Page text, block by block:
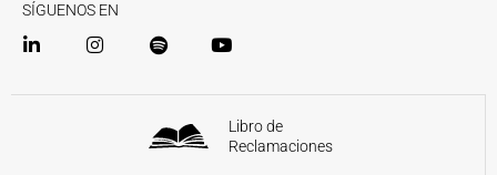
SÍGUENOS EN
Libro de
Reclamaciones